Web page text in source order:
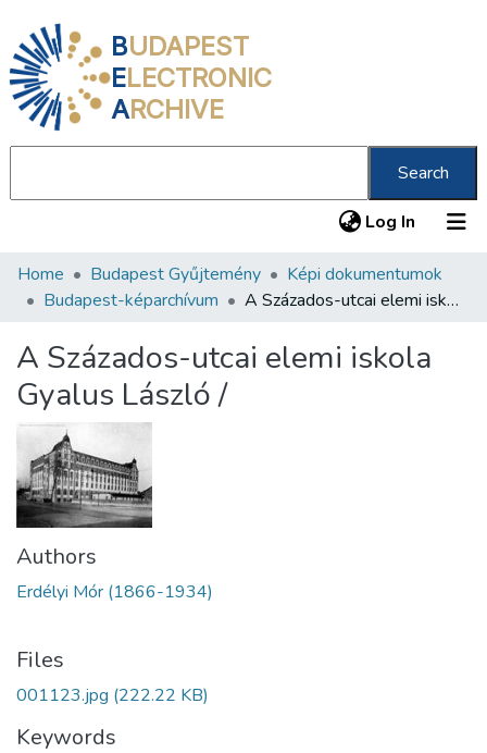
BUDAPEST
ELECTRONIC
ARCHIVE
Search
Log In (current)
Communities & Collections
Statistics
About us
Home Budapest Gyűjtemény
Képi dokumentumok
Budapest-képarchívum
A Százados-utcai elemi iskola Gyalus László /
A Százados-utcai elemi iskola
Gyalus László /
Authors
Erdélyi Mór (1866-1934)
Files
001123.jpg (222.22 KB)
Keywords